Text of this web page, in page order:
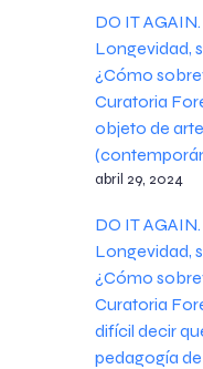
DO IT
Longevidad,
¿Cómo
Curatoria
objeto de
abril 29, 2024
DO IT
Longevidad,
¿Cómo
Curatoria
difícil decir
pedagogía